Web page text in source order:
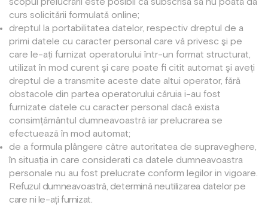
curs solicitării formulată online;
dreptul la portabilitatea datelor, respectiv dreptul de a
primi datele cu caracter personal care vă privesc şi pe
care le-ați furnizat operatorului într-un format structurat,
utilizat în mod curent şi care poate fi citit automat şi aveți
dreptul de a transmite aceste date altui operator, fără
obstacole din partea operatorului căruia i-au fost
furnizate datele cu caracter personal dacă exista
consimțământul dumneavoastră iar prelucrarea se
efectuează în mod automat;
de a formula plângere către autoritatea de supraveghere,
în situația in care considerati ca datele dumneavoastra
personale nu au fost prelucrate conform legilor in vigoare.
Refuzul dumneavoastră, determină neutilizarea datelor pe
care ni le-ați furnizat.